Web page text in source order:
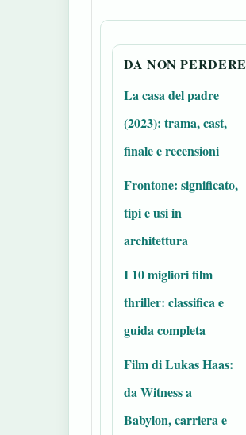
DA NON PERDERE
La casa del padre
(2023): trama, cast,
finale e recensioni
Frontone: significato,
tipi e usi in
architettura
I 10 migliori film
thriller: classifica e
guida completa
Film di Lukas Haas:
da Witness a
Babylon, carriera e